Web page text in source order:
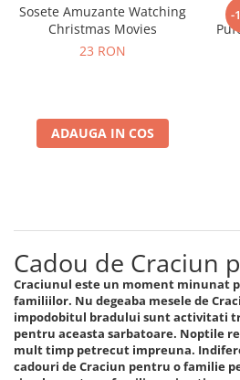
Sosete Amuzante Watching
Christmas Movies
23 RON
ADAUGA IN COS
-
Cadou de Craciun
Craciunul este un moment minunat
familiilor. Nu degeaba mesele de
impodobitul bradului sunt activitati
pentru aceasta sarbatoare. Noptile
mult timp petrecut impreuna.
cadouri de Craciun pentru o familie